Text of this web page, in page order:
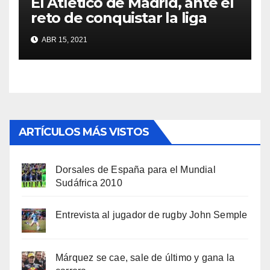
reto de conquistar la liga
ABR 15, 2021
ARTÍCULOS MÁS VISTOS
Dorsales de España para el Mundial
Sudáfrica 2010
Entrevista al jugador de rugby John Semple
Márquez se cae, sale de último y gana la